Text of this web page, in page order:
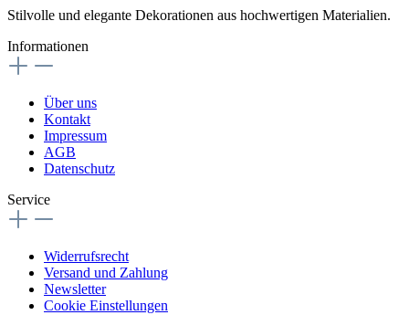
Stilvolle und elegante Dekorationen aus hochwertigen Materialien.
Informationen
Über uns
Kontakt
Impressum
AGB
Datenschutz
Service
Widerrufsrecht
Versand und Zahlung
Newsletter
Cookie Einstellungen